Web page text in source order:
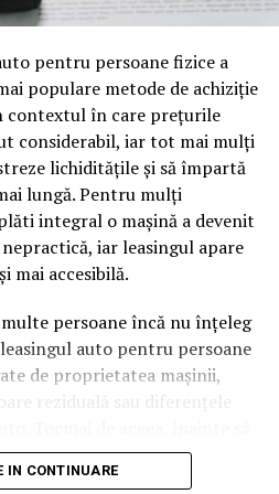
transcrierea ajunge pe o
în limbajul în care se
O pagină pe care
minute ca să
un semnal greu de ignorat.
satisfacția, însă timpul
spun ceva despre cât de
Un webinar reușit atrage
Cineva îl menționează într-un
într-un articol, un
lui. Fiecare astfel de
forte în SEO.
pentru persoane fizice a
populare metode de achiziție
contextul în care prețurile
considerabil, iar tot mai mulți
lichiditățile și să împartă
lungă. Pentru mulți
integral o mașină a devenit
iar leasingul apare
mai accesibilă.
persoane încă nu înțeleg
auto pentru persoane
de proprietatea mașinii,
reziduală sau diferențele
important să înțelegi clar
finanțare și să știi la ce să fii
IN CONTINUARE